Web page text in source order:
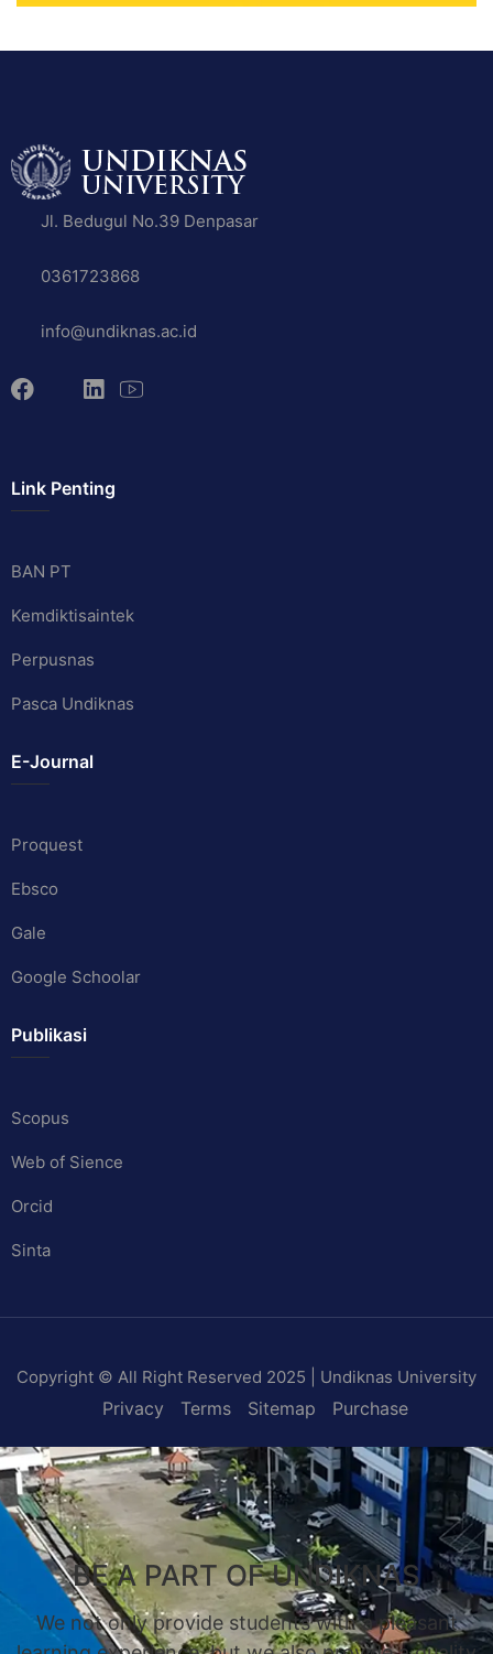
Jl. Bedugul No.39 Denpasar
0361723868
info@undiknas.ac.id
Link Penting
BAN PT
Kemdiktisaintek
Perpusnas
Pasca Undiknas
E-Journal
Proquest
Ebsco
Gale
Google Schoolar
Publikasi
Scopus
Web of Sience
Orcid
Sinta
Copyright © All Right Reserved 2025 | Undiknas University
Privacy Terms Sitemap Purchase
BE A PART OF UNDIKNAS
We not only provide students with a pleasant